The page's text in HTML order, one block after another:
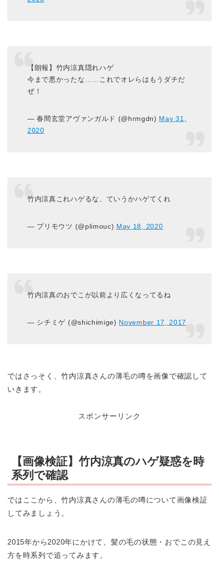
【朗報】竹内涼真隠れハゲ
今まで悪かったな……これでオレらはもうダチだ
ぜ！
— 春間玄堂アヴァンガルド (@hrmgdn) May 31,
2020
竹内涼真これハゲるな、ていうかハゲてくれ
— プリモウツ (@plimouc) May 18, 2020
竹内涼真のおでこが以前より広くなってるね
— シチミゲ (@shichimige) November 17, 2017
ではさっそく、竹内涼真さんの薄毛の噂を画像で確認して
いきます。
スポンサーリンク
【画像検証】竹内涼真のハゲ疑惑を時
系列で確認
ではここから、竹内涼真さんの薄毛の噂について画像検証
してみましょう。
2015年から2020年にかけて、髪の毛の状態・おでこの見え
方を時系列で追ってみます。